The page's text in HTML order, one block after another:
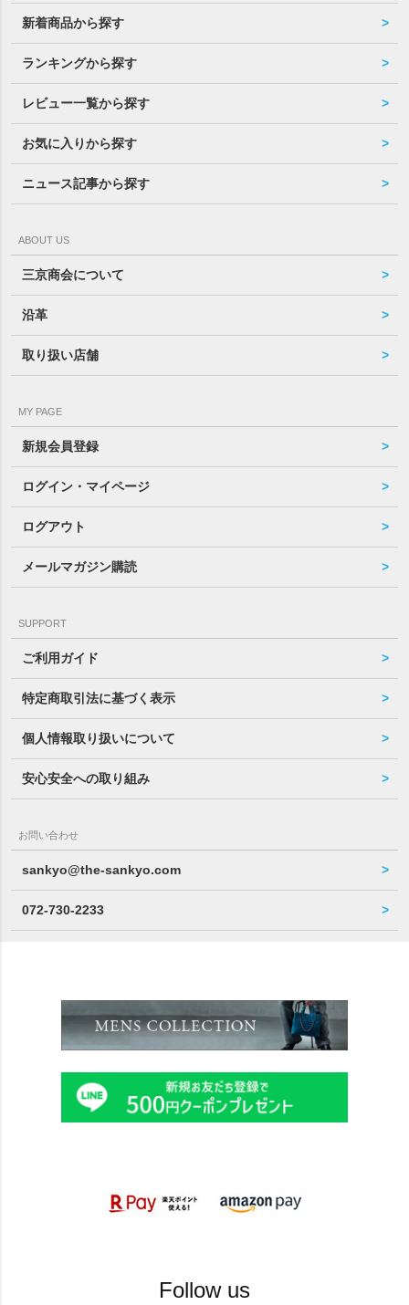
新着商品から探す
ランキングから探す
レビュー一覧から探す
お気に入りから探す
ニュース記事から探す
ABOUT US
三京商会について
沿革
取り扱い店舗
MY PAGE
新規会員登録
ログイン・マイページ
ログアウト
メールマガジン購読
SUPPORT
ご利用ガイド
特定商取引法に基づく表示
個人情報取り扱いについて
安心安全への取り組み
お問い合わせ
sankyo@the-sankyo.com
072-730-2233
Follow us